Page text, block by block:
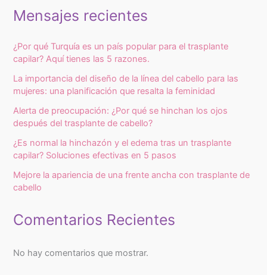
Mensajes recientes
¿Por qué Turquía es un país popular para el trasplante
capilar? Aquí tienes las 5 razones.
La importancia del diseño de la línea del cabello para las
mujeres: una planificación que resalta la feminidad
Alerta de preocupación: ¿Por qué se hinchan los ojos
después del trasplante de cabello?
¿Es normal la hinchazón y el edema tras un trasplante
capilar? Soluciones efectivas en 5 pasos
Mejore la apariencia de una frente ancha con trasplante de
cabello
Comentarios Recientes
No hay comentarios que mostrar.